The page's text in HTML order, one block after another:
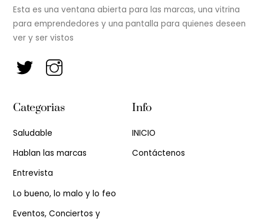
Esta es una ventana abierta para las marcas, una vitrina
para emprendedores y una pantalla para quienes deseen
ver y ser vistos
Categorias
Saludable
Hablan las marcas
Entrevista
Lo bueno, lo malo y lo feo
Eventos, Conciertos y
Info
INICIO
Contáctenos